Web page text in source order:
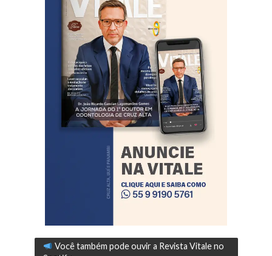
Você também pode ouvir a Revista Vitale no